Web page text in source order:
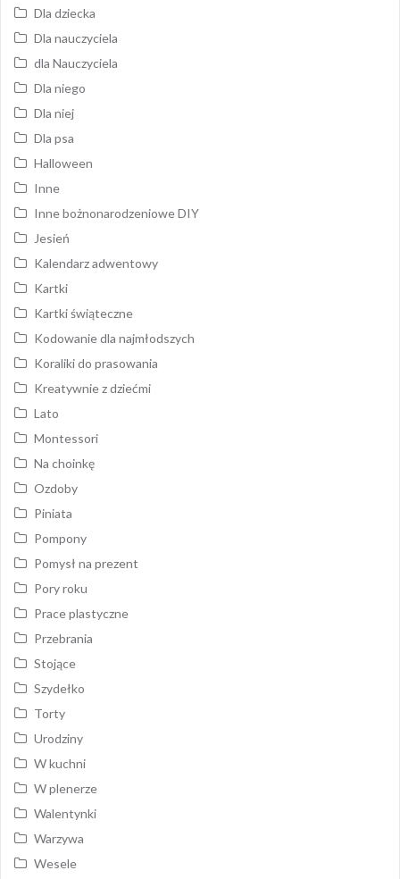
Dla dziecka
Dla nauczyciela
dla Nauczyciela
Dla niego
Dla niej
Dla psa
Halloween
Inne
Inne bożnonarodzeniowe DIY
Jesień
Kalendarz adwentowy
Kartki
Kartki świąteczne
Kodowanie dla najmłodszych
Koraliki do prasowania
Kreatywnie z dziećmi
Lato
Montessori
Na choinkę
Ozdoby
Piniata
Pompony
Pomysł na prezent
Pory roku
Prace plastyczne
Przebrania
Stojące
Szydełko
Torty
Urodziny
W kuchni
W plenerze
Walentynki
Warzywa
Wesele